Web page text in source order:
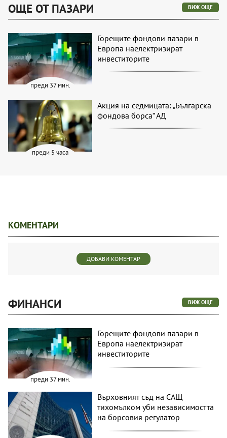
ОЩЕ ОТ ПАЗАРИ ВИЖ ОЩЕ
преди 37 мин.
Горещите фондови пазари в
Европа наелектризират
инвеститорите
преди 5 часа
Акция на седмицата: „Българска
фондова борса“ АД
КОМЕНТАРИ
ДОБАВИ КОМЕНТАР
ФИНАНСИ ВИЖ ОЩЕ
преди 37 мин.
Горещите фондови пазари в
Европа наелектризират
инвеститорите
Върховният съд на САЩ
тихомълком уби независимостта
на борсовия регулатор